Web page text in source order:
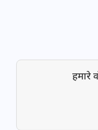
हमारे